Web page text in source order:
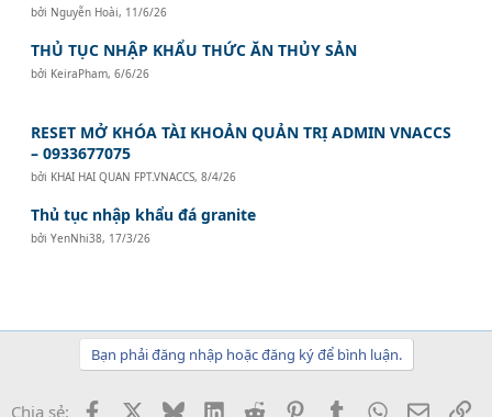
bởi Nguyễn Hoài, 11/6/26
THỦ TỤC NHẬP KHẨU THỨC ĂN THỦY SẢN
bởi KeiraPham,6/6/26
RESET MỞ KHÓA TÀI KHOẢN QUẢN TRỊ ADMIN VNACCS
– 0933677075
bởi KHAI HAI QUAN FPT.VNACCS,8/4/26
Thủ tục nhập khẩu đá granite
bởiYenNhi38, 17/3/26
Bạn phải đăng nhập hoặc đăng ký để bình luận.
Chia sẻ: Facebook BlueskyLinkedInReddit PinterestTumblrWhatsApp
Email